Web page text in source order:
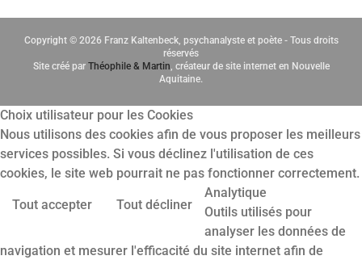
Copyright © 2026 Franz Kaltenbeck, psychanalyste et poète - Tous droits
réservés
Site créé par Théophile & Martin , créateur de site internet en Nouvelle
Aquitaine.
Choix utilisateur pour les Cookies
Nous utilisons des cookies afin de vous proposer les meilleurs
services possibles. Si vous déclinez l'utilisation de ces
cookies, le site web pourrait ne pas fonctionner correctement.
Tout accepter Tout décliner
Analytique
Outils utilisés pour
analyser les données de
navigation et mesurer l'efficacité du site internet afin de